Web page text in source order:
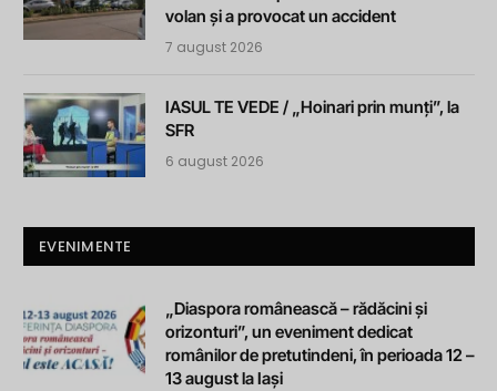
volan și a provocat un accident
7 august 2026
IASUL TE VEDE / „Hoinari prin munți”, la
SFR
6 august 2026
EVENIMENTE
„Diaspora românească – rădăcini și
orizonturi”, un eveniment dedicat
românilor de pretutindeni, în perioada 12 –
13 august la Iași